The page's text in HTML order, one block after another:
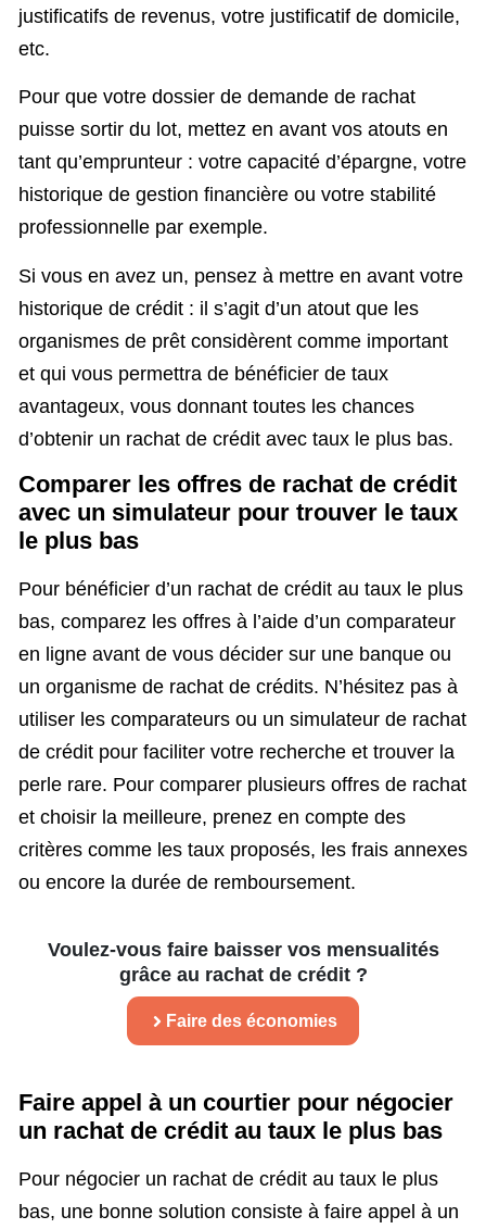
justificatifs de revenus, votre justificatif de domicile,
etc.
Pour que votre dossier de demande de rachat
puisse sortir du lot, mettez en avant vos atouts en
tant qu’emprunteur : votre capacité d’épargne, votre
historique de gestion financière ou votre stabilité
professionnelle par exemple.
Si vous en avez un, pensez à mettre en avant votre
historique de crédit : il s’agit d’un atout que les
organismes de prêt considèrent comme important
et qui vous permettra de bénéficier de taux
avantageux, vous donnant toutes les chances
d’obtenir un rachat de crédit avec taux le plus bas.
Comparer les offres de rachat de crédit
avec un simulateur pour trouver le taux
le plus bas
Pour bénéficier d’un rachat de crédit au taux le plus
bas, comparez les offres à l’aide d’un comparateur
en ligne avant de vous décider sur une banque ou
un organisme de rachat de crédits. N’hésitez pas à
utiliser les comparateurs ou un simulateur de rachat
de crédit pour faciliter votre recherche et trouver la
perle rare. Pour comparer plusieurs offres de rachat
et choisir la meilleure, prenez en compte des
critères comme les taux proposés, les frais annexes
ou encore la durée de remboursement.
Voulez-vous faire baisser vos mensualités
grâce au rachat de crédit ?
Faire des économies
Faire appel à un courtier pour négocier
un rachat de crédit au taux le plus bas
Pour négocier un rachat de crédit au taux le plus
bas, une bonne solution consiste à faire appel à un